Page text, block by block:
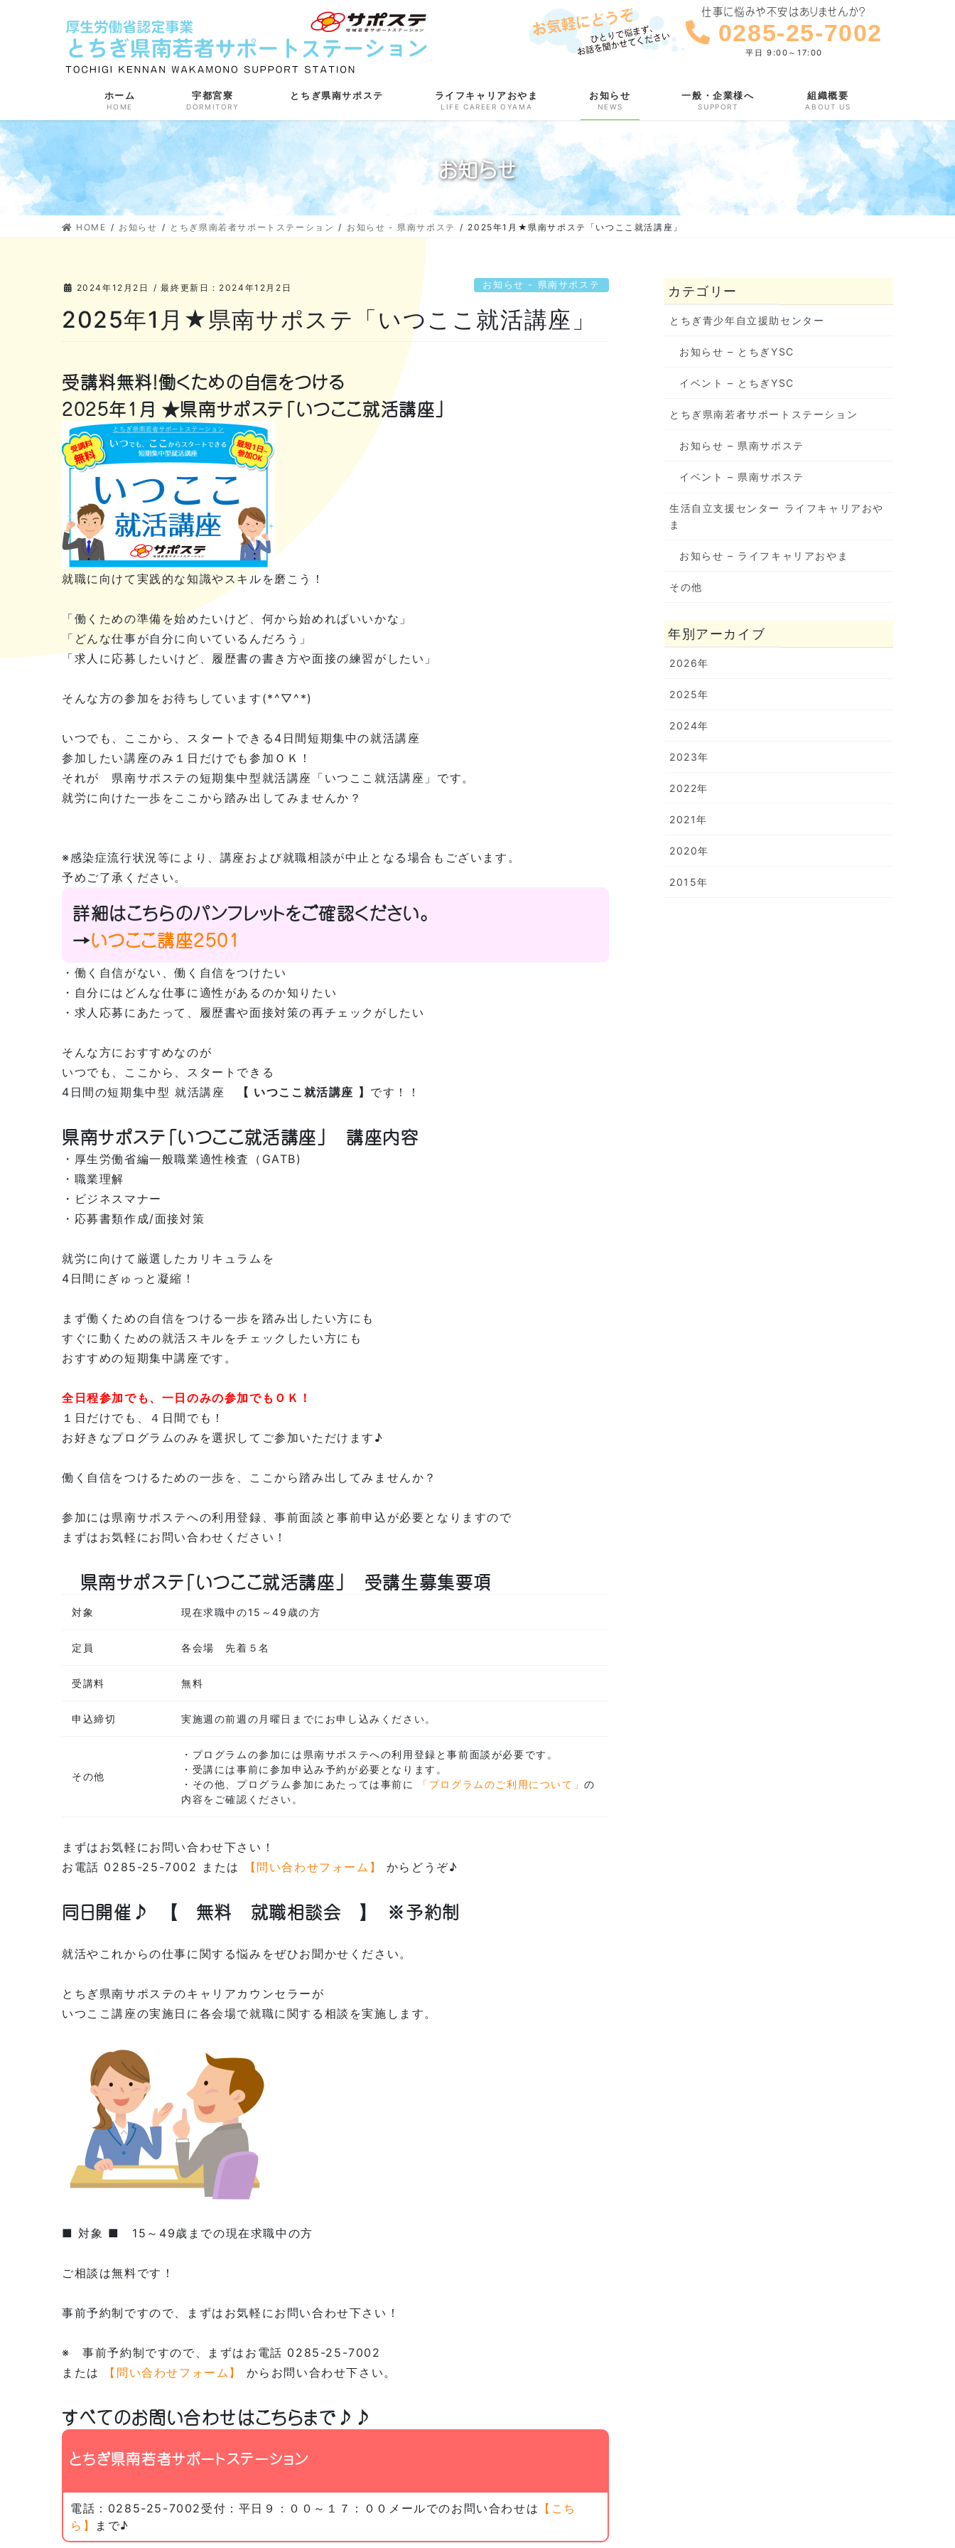
動
に
移
仕事に悩みや不安はありませんか？
0285-25-7002
平日 9:00～17:00
ホーム
HOME
宇都宮寮
DORMITORY
とちぎ県南サポステ ライフキャリアおやま
LIFE CAREER OYAMA
お知らせ
NEWS
一般・企業様へ
SUPPORT
組織概要
ABOUT US
お知らせ
HOME お知らせ とちぎ県南若者サポートステーション お知らせ - 県南サポステ 2025年1月★県南サポステ「いつここ就活講座」
2024年12月2日 / 最終更新日 : 2024年12月2日 お知らせ - 県南サポステ
2025年1月★県南サポステ「いつここ就活講座」
受講料無料！働くための自信をつける
2025年1月 ★県南サポステ「いつここ就活講座」
就職に向けて実践的な知識やスキルを磨こう！
「働くための準備を始めたいけど、何から始めればいいかな」
「どんな仕事が自分に向いているんだろう」
「求人に応募したいけど、履歴書の書き方や面接の練習がしたい」
そんな方の参加をお待ちしています(*^▽^*)
いつでも、ここから、スタートできる4日間短期集中の就活講座
参加したい講座のみ１日だけでも参加ＯＫ！
それが 県南サポステの短期集中型就活講座「いつここ就活講座」です。
就労に向けた一歩をここから踏み出してみませんか？
※感染症流行状況等により、講座および就職相談が中止となる場合もございます。
予めご了承ください。
詳細はこちらのパンフレットをご確認ください。
→いつここ講座2501
・働く自信がない、働く自信をつけたい
・自分にはどんな仕事に適性があるのか知りたい
・求人応募にあたって、履歴書や面接対策の再チェックがしたい
そんな方におすすめなのが
いつでも、ここから、スタートできる
4日間の短期集中型 就活講座
【 いつここ就活講座 】 です！！
県南サポステ「いつここ就活講座」 講座内容
・厚生労働省編一般職業適性検査（GATB)
・職業理解
・ビジネスマナー
・応募書類作成/面接対策
就労に向けて厳選したカリキュラムを
4日間にぎゅっと凝縮！
まず働くための自信をつける一歩を踏み出したい方にも
すぐに動くための就活スキルをチェックしたい方にも
おすすめの短期集中講座です。
全日程参加でも、一日のみの参加でもＯＫ！
１日だけでも、４日間でも！
お好きなプログラムのみを選択してご参加いただけます♪
働く自信をつけるための一歩を、ここから踏み出してみませんか？
参加には県南サポステへの利用登録、事前面談と事前申込が必要となりますので
まずはお気軽にお問い合わせください！
県南サポステ「いつここ就活講座」 受講生募集要項
対象 現在求職中の15～49歳の方
定員 各会場 先着５名
受講料 無料
申込締切 実施週の前週の月曜日までにお申し込みください。
その他
・プログラムの参加には県南サポステへの利用登録と事前面談が必要です。
・受講には事前に参加申込み予約が必要となります。
・その他、プログラム参加にあたっては事前に
「プログラムのご利用について」の
内容をご確認ください。
まずはお気軽にお問い合わせ下さい！
お電話 0285-25-7002 または
【問い合わせフォーム】 からどうぞ♪
同日開催♪ 【 無料 就職相談会 】 ※予約制
就活やこれからの仕事に関する悩みをぜひお聞かせください。
とちぎ県南サポステのキャリアカウンセラーが
いつここ講座の実施日に各会場で就職に関する相談を実施します。
■ 対象 ■ 15～49歳までの現在求職中の方
ご相談は無料です！
事前予約制ですので、まずはお気軽にお問い合わせ下さい！
※ 事前予約制ですので、まずはお電話 0285-25-7002
または
【問い合わせフォーム】 からお問い合わせ下さい。
すべてのお問い合わせはこちらまで♪♪
とちぎ県南若者サポートステーション
電話：0285-25-7002受付：平日９：００～１７：００メールでのお問い合わせは 【こち
ら】
まで♪
カテゴリー
とちぎ青少年自立援助センター
お知らせ – とちぎYSC
イベント – とちぎYSC
とちぎ県南若者サポートステーション
お知らせ – 県南サポステ
イベント – 県南サポステ
生活自立支援センター ライフキャリアおや
ま
お知らせ – ライフキャリアおやま
その他
年別アーカイブ
2026年
2025年
2024年
2023年
2022年
2021年
2020年
2015年